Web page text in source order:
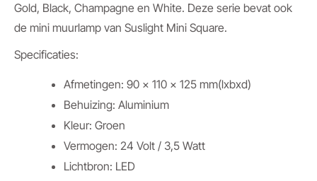
Gold, Black, Champagne en White. Deze serie bevat ook
de mini muurlamp van Suslight Mini Square.
Specificaties:
Afmetingen: 90 x 110 x 125 mm(lxbxd)
Behuizing: Aluminium
Kleur: Groen
Vermogen: 24 Volt / 3,5 Watt
Lichtbron: LED